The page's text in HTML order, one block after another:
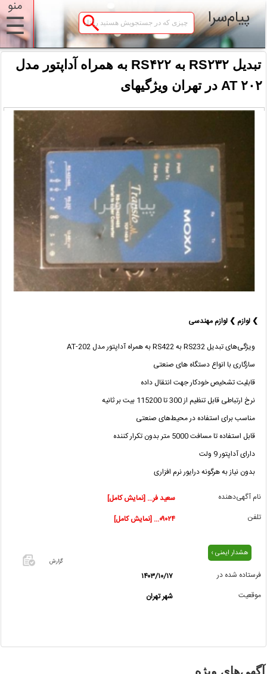
منو
☰ پیام‌سرا
تبدیل RS۲۳۲ به RS۴۲۲ به همراه آداپتور مدل
AT ۲۰۲ در تهران ویژگیهای
❯ لوازم ❯ لوازم مهندسی
ویژگی‌های تبدیل RS232 به RS422 به همراه آداپتور مدل AT-202
سازگاری با انواع دستگاه های صنعتی
قابلیت تشخیص خودکار جهت انتقال داده
نرخ ارتباطی قابل تنظیم از 300 تا 115200 بیت بر ثانیه
مناسب برای استفاده در محیط‌های صنعتی
قابل استفاده تا مسافت 5000 متر بدون تکرار کننده
دارای آداپتور 9 ولت
بدون نیاز به هرگونه درایور نرم افزاری
نام آگهی‌دهنده
سعید فر... [نمایش کامل]
تلفن
۰۹۰۲۴... [نمایش کامل]
هشدار ایمنی ›
گزارش
فرستاده شده در
۱۴۰۳/۱۰/۱۷
موقعیت
شهر تهران
آگهی‌های ویژه